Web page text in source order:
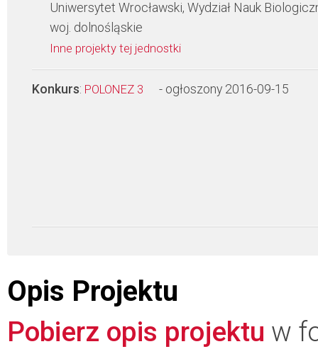
Uniwersytet Wrocławski, Wydział Nauk
woj. dolnośląskie
Inne projekty tej jednostki
Konkurs: POLONEZ 3 - ogłoszony 2016-09-15
Opis Projektu
Pobierz opis projektu w